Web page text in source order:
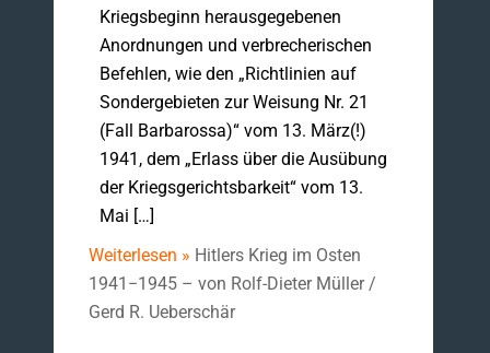
Kriegsbeginn herausgegebenen
Anordnungen und verbrecherischen
Befehlen, wie den „Richtlinien auf
Sondergebieten zur Weisung Nr. 21
(Fall Barbarossa)“ vom 13. März(!)
1941, dem „Erlass über die Ausübung
der Kriegsgerichtsbarkeit“ vom 13.
Mai […]
Weiterlesen » Hitlers Krieg im Osten
1941−1945 – von Rolf-Dieter Müller /
Gerd R. Ueberschär